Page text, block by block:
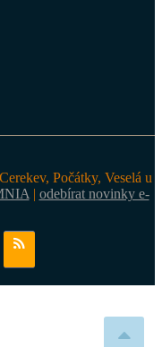
Počátky, Veselá u
| odebírat novinky e-